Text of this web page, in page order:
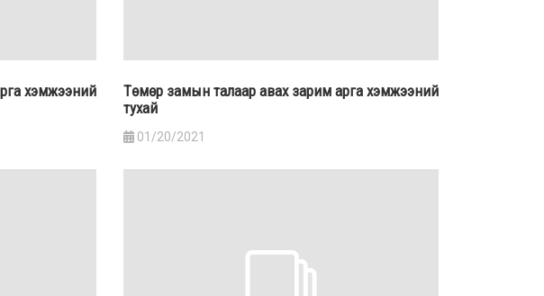
хэмжээний
Төмөр замын талаар авах зарим арга хэмжээний
тухай
01/20/2021